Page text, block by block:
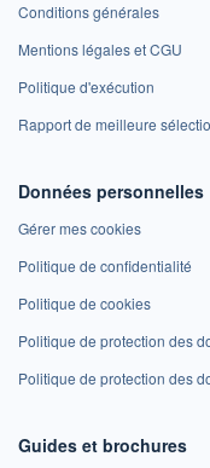
Conditions générales
Mentions légales et CGU
Politique d'exécution
Rapport de meilleure
Données personnelles
Gérer mes cookies
Politique de confidentialité
Politique de cookies
Politique de protection des
Politique de protection des
Guides et brochures